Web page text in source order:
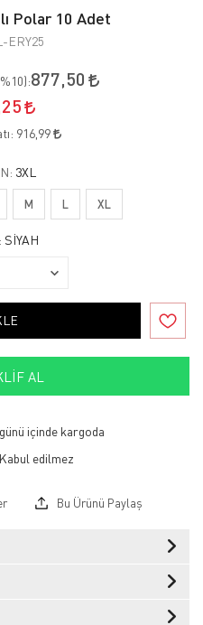
Polar 10 Adet
ERY25
%10):877,50
916,99
3XL
M L XL
SIYAH
AL
içinde kargoda
Bu Ürünü Paylaş